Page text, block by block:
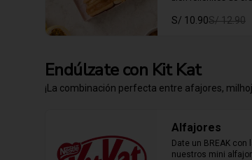
tradicional, relleno
crema de
S/ 10.90S/ 12.90
Endúlzate con Kit Kat
¡La combinación perfecta entre afajores,
Alfajores
Date un BREAK con
nuestros mini